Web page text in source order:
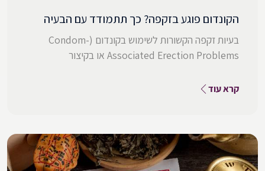
הקונדום פוגע בזקפה? כך תתמודד עם הבעיה
בעיות זקפה הקשורות לשימוש בקונדום (Condom-
Associated Erection Problems או בקיצור
קרא עוד